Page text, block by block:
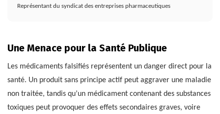
Représentant du syndicat des entreprises pharmaceutiques
Une Menace pour la Santé Publique
Les médicaments falsifiés représentent un danger direct pour la
santé. Un produit sans principe actif peut aggraver une maladie
non traitée, tandis qu’un médicament contenant des substances
toxiques peut provoquer des effets secondaires graves, voire